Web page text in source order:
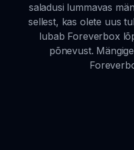
saladusi lummavas
sellest, kas olete uus
lubab Foreverbox
põnevust.